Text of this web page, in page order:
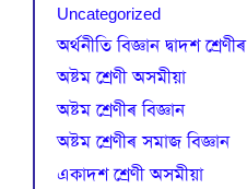
Uncategorized
অৰ্থনীতি বিজ্ঞান দ্বাদশ শ্ৰেণীৰ
অষ্টম শ্ৰেণী অসমীয়া
অষ্টম শ্ৰেণীৰ বিজ্ঞান
অষ্টম শ্ৰেণীৰ সমাজ বিজ্ঞান
একাদশ শ্ৰেণী অসমীয়া